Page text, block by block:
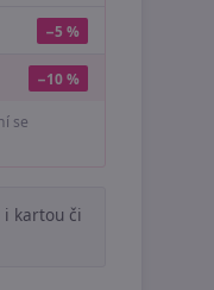
−5 %
−10 %
se
kartou či